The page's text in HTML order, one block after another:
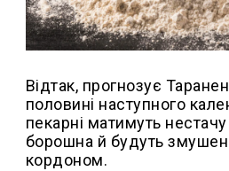
Відтак, прогнозує
половині наступного
пекарні матимуть
борошна й будуть
кордоном.